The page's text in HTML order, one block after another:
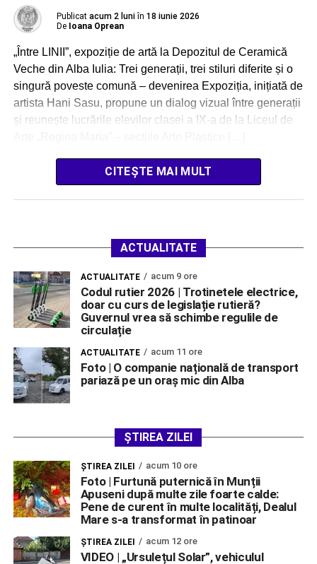
Publicat acum 2 luni în 18 iunie 2026
De Ioana Oprean
„Între LINII”, expoziție de artă la Depozitul de Ceramică
Veche din Alba Iulia: Trei generații, trei stiluri diferite și o
singură poveste comună – devenirea Expoziția, inițiată de
artista Hani Sasu, propune un dialog vizual între generații
și reunește lucrările elevilor clasei a IX-a de la Liceul de
CITEȘTE MAI MULT
ACTUALITATE
ACTUALITATE acum 9 ore
Codul rutier 2026 | Trotinetele electrice,
doar cu curs de legislație rutieră?
Guvernul vrea să schimbe regulile de
circulație
ACTUALITATE acum 11 ore
Foto | O companie națională de transport
pariază pe un oraș mic din Alba
ȘTIREA ZILEI
ŞTIREA ZILEI acum 10 ore
Foto | Furtună puternică în Munții
Apuseni după multe zile foarte calde:
Pene de curent în multe localități, Dealul
Mare s-a transformat în patinoar
ŞTIREA ZILEI acum 12 ore
VIDEO | „Ursulețul Solar”, vehiculul